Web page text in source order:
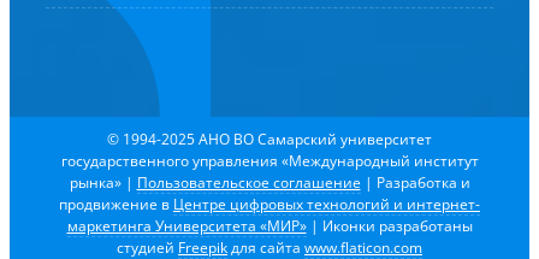
© 1994-2025 АНО ВО Самарский университет
государственного управления «Международный институт
рынка» | Пользовательское соглашение | Разработка и
продвижение в Центре цифровых технологий и интернет-
маркетинга Университета «МИР»| Иконки разработаны
студией Freepikдля сайта www.flaticon.com